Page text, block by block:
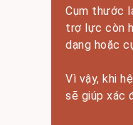
Cụm thước
trợ lực còn
dạng hoặc
Vì vậy, khi
sẽ giúp xác